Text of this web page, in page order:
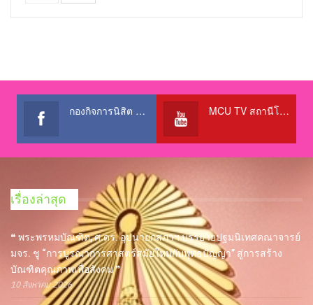
กองกิจการนิสิต สำนักงานอธิการบดี MCU TV สถานีโทรทัศน์เพื่อการศึกษา @OfficialTBCChannel
เรื่องล่าสุด
❝ พระพรหมบัณฑิต, ศ.ดร. อุปนายกสภาฯ บรรยายปฐมนิเทศคณาจารย์
มจร. ชู “การบูรณาการศาสตร์สมัยใหม่กับพุทธปัญญา” สู่การสร้าง
บัณฑิตคุณภาพเพื่อสังคม ❞
10 สิงหาคม 2026